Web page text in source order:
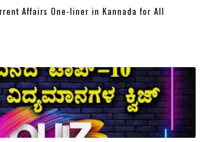
Affairs One-liner in Kannada for All